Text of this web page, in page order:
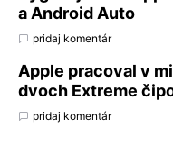
a Android Auto
pridaj komentár
Apple pracoval v
dvoch Extreme
pridaj komentár